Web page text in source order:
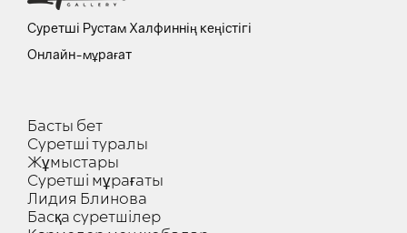
Суретші Рустам Халфиннің кеңістігі
Онлайн-мұрағат
Басты бет
Суретші туралы
Жұмыстары
Суретші мұрағаты
Лидия Блинова
Басқа суретшілер